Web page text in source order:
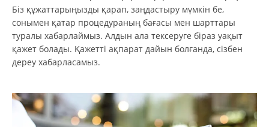
Біз құжаттарыңызды қарап, заңдастыру мүмкін бе,
сонымен қатар процедураның бағасы мен шарттары
туралы хабарлаймыз. Алдын ала тексеруге біраз уақыт
қажет болады. Қажетті ақпарат дайын болғанда, сізбен
дереу хабарласамыз.